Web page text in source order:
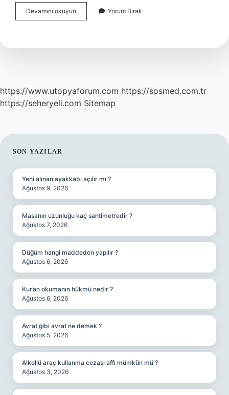
Devamını okuyun Münafık
Ne
Yorum Bırak
https://www.utopyaforum.com https://sosmed.com.tr
https://seheryeli.com Sitemap
SIDEBAR
SON YAZILAR
Yeni alınan ayakkabı açılır mı ?
Ağustos 9, 2026
Masanın uzunluğu kaç santimetredir ?
Ağustos 7, 2026
Düğüm hangi maddeden yapılır ?
Ağustos 6, 2026
Kur’an okumanın hükmü nedir ?
Ağustos 6, 2026
Avrat gibi avrat ne demek ?
Ağustos 5, 2026
Alkollü araç kullanma cezası affı mümkün mü ?
Ağustos 3, 2026